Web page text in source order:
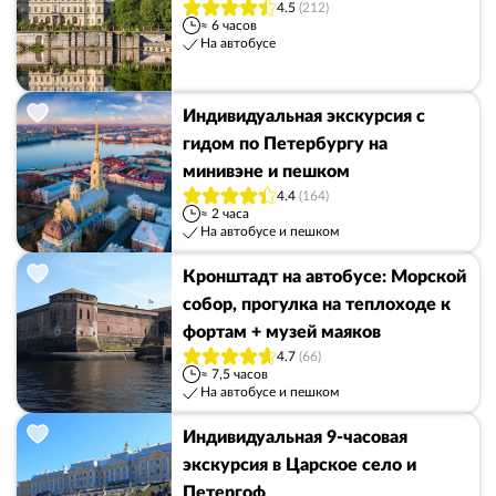
4.5 (212)
≈ 6 часов
На автобусе
Индивидуальная экскурсия с
гидом по Петербургу на
минивэне и пешком
4.4 (164)
≈ 2 часа
На автобусе и пешком
Кронштадт на автобусе: Морской
собор, прогулка на теплоходе к
фортам + музей маяков
4.7 (66)
≈ 7,5 часов
На автобусе и пешком
Индивидуальная 9-часовая
экскурсия в Царское село и